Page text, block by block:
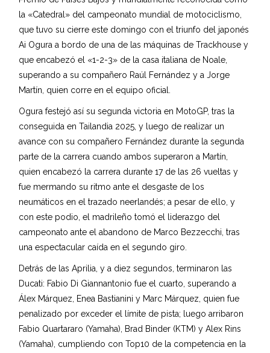
la «Catedral» del campeonato mundial de motociclismo,
que tuvo su cierre este domingo con el triunfo del japonés
Ai Ogura a bordo de una de las máquinas de Trackhouse y
que encabezó el «1-2-3» de la casa italiana de Noale,
superando a su compañero Raúl Fernández y a Jorge
Martín, quien corre en el equipo oficial.
Ogura festejó así su segunda victoria en MotoGP, tras la
conseguida en Tailandia 2025, y luego de realizar un
avance con su compañero Fernández durante la segunda
parte de la carrera cuando ambos superaron a Martín,
quien encabezó la carrera durante 17 de las 26 vueltas y
fue mermando su ritmo ante el desgaste de los
neumáticos en el trazado neerlandés; a pesar de ello, y
con este podio, el madrileño tomó el liderazgo del
campeonato ante el abandono de Marco Bezzecchi, tras
una espectacular caída en el segundo giro.
Detrás de las Aprilia, y a diez segundos, terminaron las
Ducati: Fabio Di Giannantonio fue el cuarto, superando a
Álex Márquez, Enea Bastianini y Marc Márquez, quien fue
penalizado por exceder el límite de pista; luego arribaron
Fabio Quartararo (Yamaha), Brad Binder (KTM) y Alex Rins
(Yamaha), cumpliendo con Top10 de la competencia en la